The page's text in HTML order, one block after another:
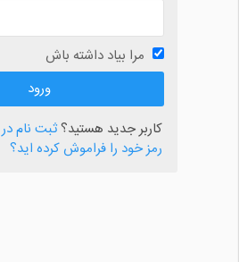
مرا بیاد داشته باش
کاربر جدید هستید؟ثبت نام در 100 هنر
رمز خود را فراموش کرده اید؟